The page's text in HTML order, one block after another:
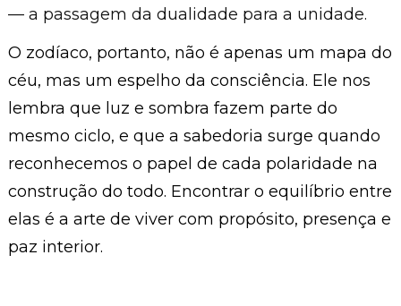
— a passagem da dualidade para a unidade.
O zodíaco, portanto, não é apenas um mapa do
céu, mas um espelho da consciência. Ele nos
lembra que luz e sombra fazem parte do
mesmo ciclo, e que a sabedoria surge quando
reconhecemos o papel de cada polaridade na
construção do todo. Encontrar o equilíbrio entre
elas é a arte de viver com propósito, presença e
paz interior.